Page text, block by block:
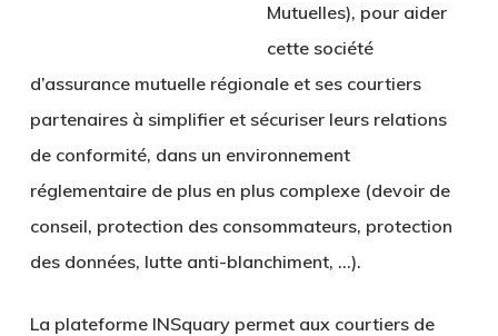
Mutuelles), pour aider
cette société
d’assurance mutuelle régionale et ses courtiers
partenaires à simplifier et sécuriser leurs relations
de conformité, dans un environnement
réglementaire de plus en plus complexe (devoir de
conseil, protection des consommateurs, protection
des données, lutte anti-blanchiment, …).
La plateforme INSquary permet aux courtiers de